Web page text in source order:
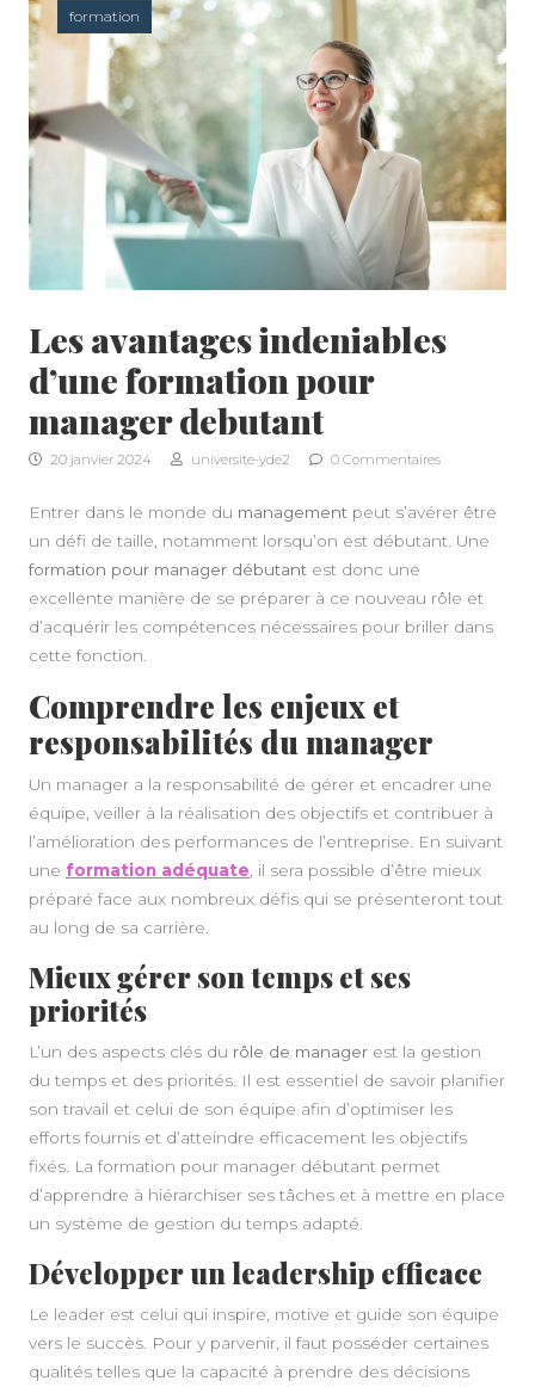
formation
Les avantages indeniables
d’une formation pour
manager debutant
20 janvier 2024 universite-yde2 0 Commentaires
Entrer dans le monde du management peut s’avérer être
un défi de taille, notamment lorsqu’on est débutant. Une
formation pour manager débutant est donc une
excellente manière de se préparer à ce nouveau rôle et
d’acquérir les compétences nécessaires pour briller dans
cette fonction.
Comprendre les enjeux et
responsabilités du manager
Un manager a la responsabilité de gérer et encadrer une
équipe, veiller à la réalisation des objectifs et contribuer à
l’amélioration des performances de l’entreprise. En suivant
une formation adéquate , il sera possible d’être mieux
préparé face aux nombreux défis qui se présenteront tout
au long de sa carrière.
Mieux gérer son temps et ses
priorités
L’un des aspects clés du rôle de manager est la gestion
du temps et des priorités. Il est essentiel de savoir planifier
son travail et celui de son équipe afin d’optimiser les
efforts fournis et d’atteindre efficacement les objectifs
fixés. La formation pour manager débutant permet
d’apprendre à hiérarchiser ses tâches et à mettre en place
un système de gestion du temps adapté.
Développer un leadership efficace
Le leader est celui qui inspire, motive et guide son équipe
vers le succès. Pour y parvenir, il faut posséder certaines
qualités telles que la capacité à prendre des décisions